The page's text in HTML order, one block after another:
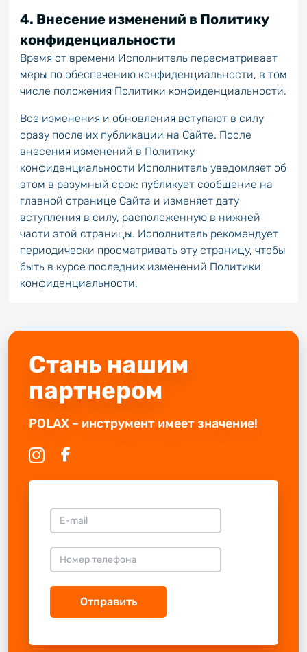
4. Внесение изменений в Политику
конфиденциальности
Время от времени Исполнитель пересматривает
меры по обеспечению конфиденциальности, в том
числе положения Политики конфиденциальности.
Все изменения и обновления вступают в силу
сразу после их публикации на Сайте. После
внесения изменений в Политику
конфиденциальности Исполнитель уведомляет об
этом в разумный срок: публикует сообщение на
главной странице Сайта и изменяет дату
вступления в силу, расположенную в нижней
части этой страницы. Исполнитель рекомендует
периодически просматривать эту страницу, чтобы
быть в курсе последних изменений Политики
конфиденциальности.
Стань нашим
партнером
POLAX – инструмент имеет значение!
Отправить